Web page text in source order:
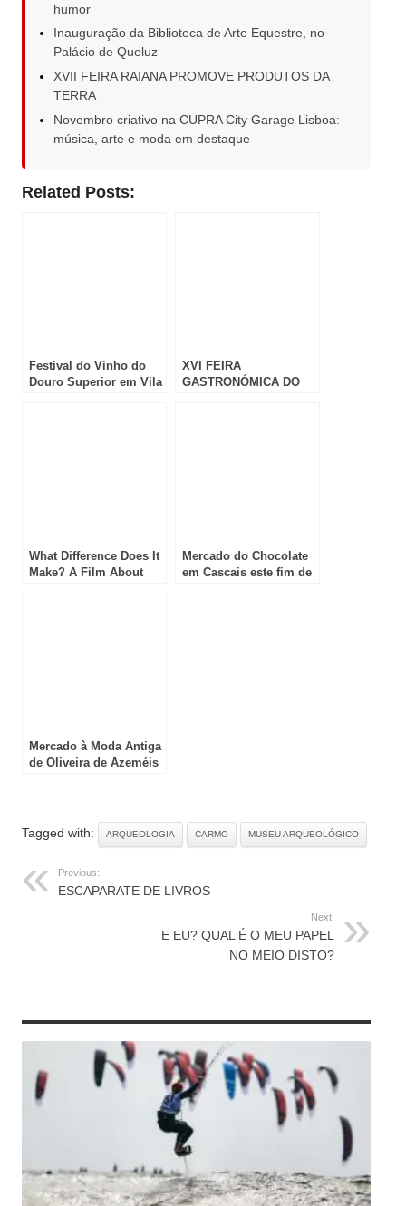
humor
Inauguração da Biblioteca de Arte Equestre, no
Palácio de Queluz
XVII FEIRA RAIANA PROMOVE PRODUTOS DA
TERRA
Novembro criativo na CUPRA City Garage Lisboa:
música, arte e moda em destaque
Related Posts:
Festival do Vinho do
Douro Superior em Vila
XVI FEIRA
GASTRONÓMICA DO
What Difference Does It
Make? A Film About
Mercado do Chocolate
em Cascais este fim de
Mercado à Moda Antiga
de Oliveira de Azeméis
Tagged with: ARQUEOLOGIA CARMO MUSEU ARQUEOLÓGICO
Previous:
ESCAPARATE DE LIVROS
Next:
E EU? QUAL É O MEU PAPEL
NO MEIO DISTO?